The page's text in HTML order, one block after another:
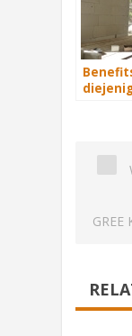
GREE